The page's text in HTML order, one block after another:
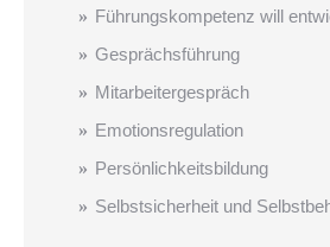
Führungskompetenz will
Gesprächsführung
Mitarbeitergespräch
Emotionsregulation
Persönlichkeitsbildung
Selbstsicherheit und